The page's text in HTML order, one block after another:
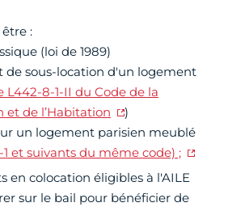
:
(loi de 1989)
de sous-location d'un logement
L442-8-1-II du Code de la
et de l’Habitation
)
un logement parisien meublé
1 et suivants du même code) ;
en colocation éligibles à l'AILE
sur le bail pour bénéficier de